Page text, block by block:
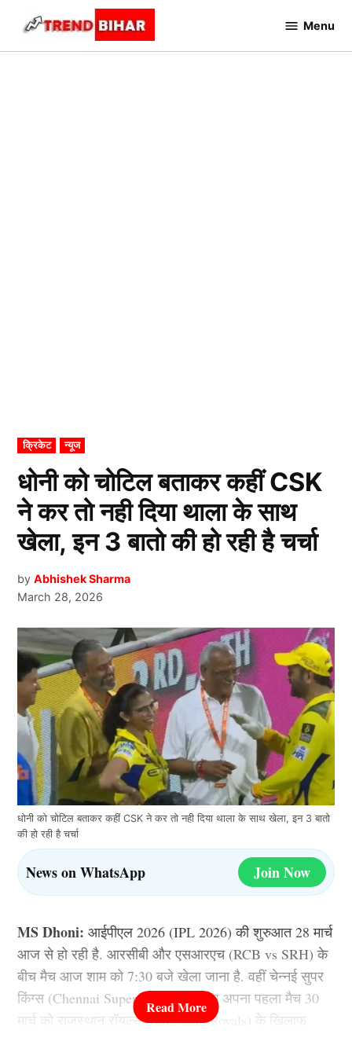
content
Bihar
Menu
POSTED
IN
क्रिकेट न्यूज
धोनी को चोटिल बताकर कहीं CSK
ने कर तो नही दिया थाला के साथ
खेला, इन 3 बातो की हो रही है चर्चा
by Abhishek Sharma
March 28, 2026
धोनी को चोटिल बताकर कहीं CSK ने कर तो नही दिया थाला के साथ खेला, इन 3 बातो
की हो रही है चर्चा
News on WhatsApp Join Now
MS Dhoni: आईपीएल 2026 (IPL 2026) की शुरुआत 28 मार्च
आज से हो रही है. आरसीबी और एसआरएच (RCB vs SRH) के
बीच मैच आज शाम को 7:30 बजे खेला जाना है. वहीं चेन्नई सुपर
किंग्स (Chennai Super Kings) की टीम अपना पहला मैच 30
मार्च को राजस्थान रॉयल्स (Rajasthan Royals) के खिलाफ